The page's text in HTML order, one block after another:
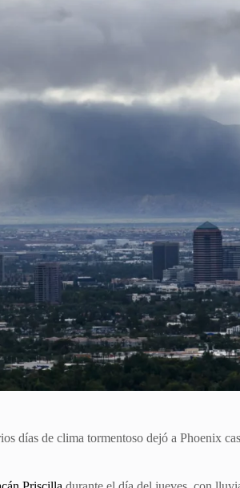
días de clima tormentoso dejó a Phoenix